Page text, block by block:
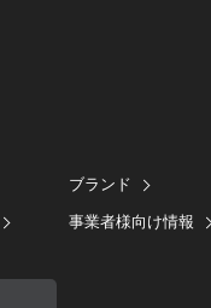
ブランド
事業者様向け情報